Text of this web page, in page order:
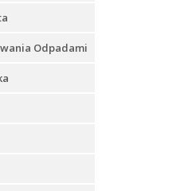
Odpadami